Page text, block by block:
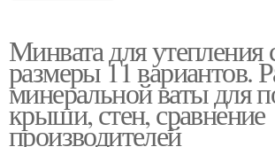
Минвата для утепления
размеры 11 вариантов.
минеральной ваты для
крыши, стен, сравнение
производителей